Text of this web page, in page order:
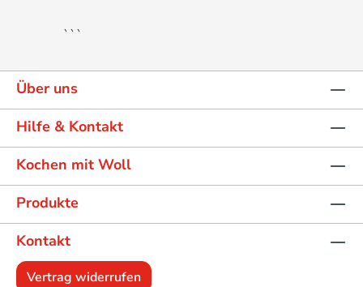
```
Über uns
Hilfe & Kontakt
Kochen mit Woll
Produkte
Kontakt
Vertrag widerrufen